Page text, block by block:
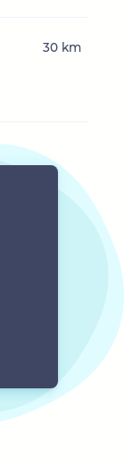
30 km